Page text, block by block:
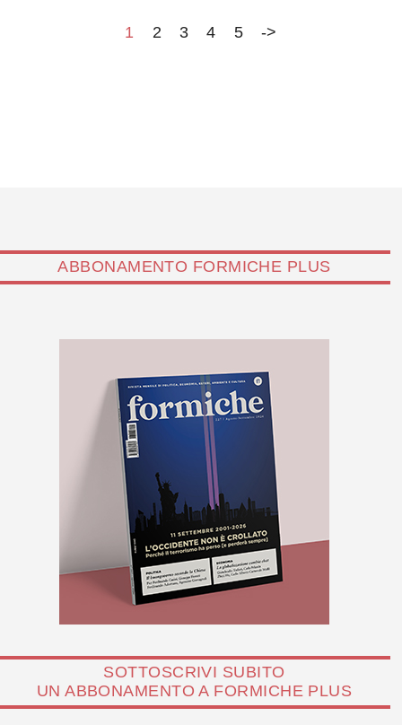
1 2 3 4 5 ->
ABBONAMENTO FORMICHE PLUS
SOTTOSCRIVI SUBITO
UN ABBONAMENTO A FORMICHE PLUS